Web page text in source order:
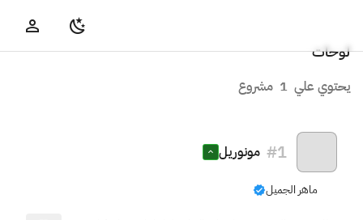
لوحات
يحتوي علي 1 مشروع
#1 مونوريل
ماهر الجميل